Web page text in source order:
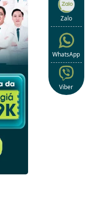
Zalo
WhatsApp
Viber